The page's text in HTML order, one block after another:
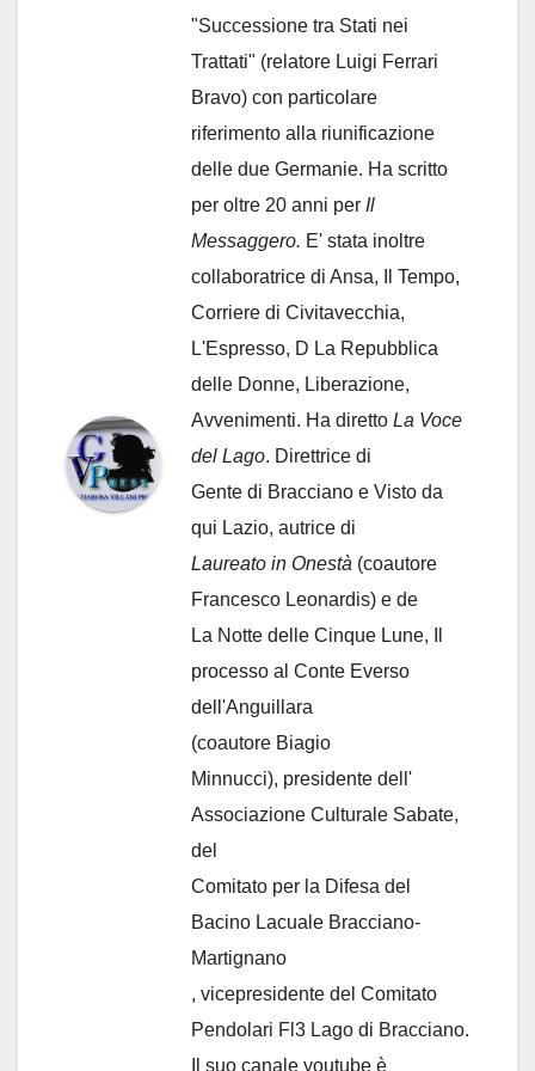
"Successione tra Stati nei
Trattati" (relatore Luigi Ferrari
Bravo) con particolare
riferimento alla riunificazione
delle due Germanie. Ha scritto
per oltre 20 anni per Il
Messaggero. E' stata inoltre
collaboratrice di Ansa, Il Tempo,
Corriere di Civitavecchia,
L'Espresso, D La Repubblica
delle Donne, Liberazione,
Avvenimenti. Ha diretto La Voce
del Lago. Direttrice di
Gente di Bracciano e Visto da
qui Lazio, autrice di
Laureato in Onestà (coautore
Francesco Leonardis) e de
La Notte delle Cinque Lune, Il
processo al Conte Everso
dell'Anguillara
(coautore Biagio
Minnucci), presidente dell'
Associazione Culturale Sabate,
del
Comitato per la Difesa del
Bacino Lacuale Bracciano-
Martignano
, vicepresidente del Comitato
Pendolari Fl3 Lago di Bracciano.
Il suo canale youtube è